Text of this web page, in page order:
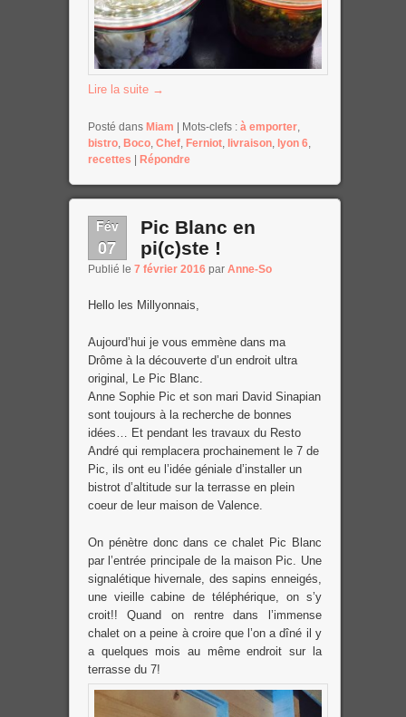
Lire la suite →
Posté dans Miam | Mots-clefs : à emporter,
bistro, Boco, Chef, Ferniot, livraison, lyon 6,
recettes | Répondre
Fév
07
Pic Blanc en
pi(c)ste !
Publié le 7 février 2016 par Anne-So
Hello les Millyonnais,
Aujourd’hui je vous emmène dans ma
Drôme à la découverte d’un endroit ultra
original, Le Pic Blanc.
Anne Sophie Pic et son mari David Sinapian
sont toujours à la recherche de bonnes
idées… Et pendant les travaux du Resto
André qui remplacera prochainement le 7 de
Pic, ils ont eu l’idée géniale d’installer un
bistrot d’altitude sur la terrasse en plein
coeur de leur maison de Valence.
On pénètre donc dans ce chalet Pic Blanc
par l’entrée principale de la maison Pic. Une
signalétique hivernale, des sapins enneigés,
une vieille cabine de téléphérique, on s’y
croit!! Quand on rentre dans l’immense
chalet on a peine à croire que l’on a dîné il y
a quelques mois au même endroit sur la
terrasse du 7!